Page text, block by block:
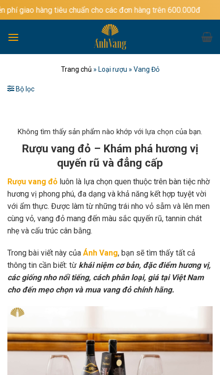
Bỏ
qua
dung
tiêu chuẩn cho các đơn hàng trên 600.000đ
Trang chủ » Loại rượu » Vang Đỏ
Bộ lọc
Không tìm thấy sản phẩm nào khớp với lựa chọn của bạn.
Rượu vang đỏ – Khám phá hương vị
quyến rũ và đẳng cấp
Rượu vang đỏ luôn là lựa chọn quen thuộc trên bàn tiệc nhờ
hương vị phong phú, đa dạng và khả năng kết hợp tuyệt vời
với ẩm thực. Được làm từ những trái nho vỏ sẫm và lên men
cùng vỏ, vang đỏ mang đến màu sắc quyến rũ, tannin chát
nhẹ và cấu trúc cân bằng.
Trong bài viết này của Ánh Vang, bạn sẽ tìm thấy tất cả
thông tin cần biết: từ khái niệm cơ bản, đặc điểm hương vị,
các giống nho nổi tiếng, cách phân loại, giá tại Việt Nam
cho đến mẹo chọn và mua vang đỏ chính hãng.